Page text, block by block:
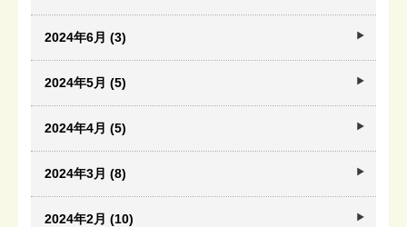
2024年6月 (3)
2024年5月 (5)
2024年4月 (5)
2024年3月 (8)
2024年2月 (10)